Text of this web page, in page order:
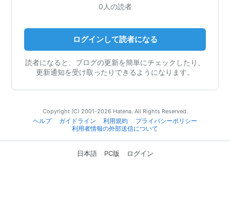
0人の読者
ログインして読者になる
読者になると、ブログの更新を簡単にチェックしたり、
更新通知を受け取ったりできるようになります。
Copyright (C) 2001-2026 Hatena. All Rights Reserved.
ヘルプ
ガイドライン 利用規約
プライバシーポリシー
利用者情報の外部送信について
日本語 PC版 ログイン